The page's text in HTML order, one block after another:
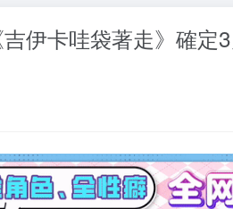
吉伊卡哇袋著走》確